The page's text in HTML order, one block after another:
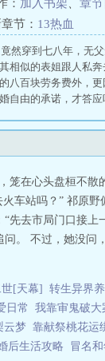
： 加入书架 章
节： 13热血
然穿到七八年，无
相似的表姐跟人私
八百块劳务费外，
自由的承诺，才答
主高大挺拔，俊朗
事业。一晃眼，一
决定坦白真相，主
出表姐在香江的地
》文案：谢艾假期
，如今正逃去部队
醒，仍坚持己见
谢艾抚抚酸软的
嫁木讷无趣，全心
住到了他们隔壁。
邹千里那个冷肃
在心头盘桓不
车站吗？” 祁原
去市局门口接
。 不过，她没
[天幕] 转生异界
日常 我靠审鬼破
云梦 靠献祭桃花运
后生活攻略 冒名